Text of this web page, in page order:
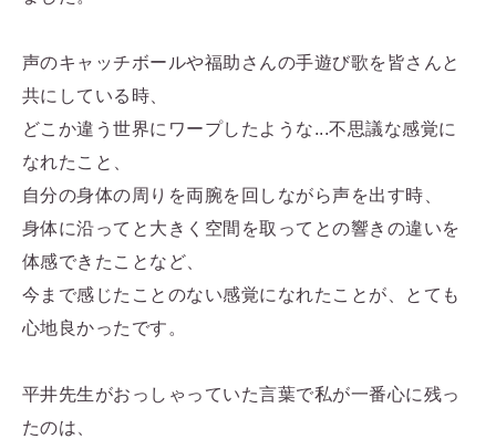
声のキャッチボールや福助さんの手遊び歌を皆さんと
共にしている時、
どこか違う世界にワープしたような...不思議な感覚に
なれたこと、
自分の身体の周りを両腕を回しながら声を出す時、
身体に沿ってと大きく空間を取ってとの響きの違いを
体感できたことなど、
今まで感じたことのない感覚になれたことが、とても
心地良かったです。
平井先生がおっしゃっていた言葉で私が一番心に残っ
たのは、